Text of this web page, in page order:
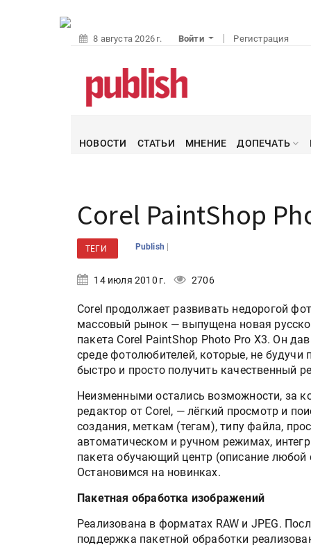
8 августа 2026 г. Войти Регистрация
НОВОСТИ СТАТЬИ МНЕНИЕ ДОПЕЧАТЬ
Corel PaintShop
ТЕГИ Publish |
14 июля 2010 г. 2706
Corel продолжает развивать недорогой
массовый рынок — выпущена новая
пакета Corel PaintShop Photo Pro Х3. Он
среде фотолюбителей, которые, не будучи
быстро и просто получить качественный
Неизменными остались возможности, за
редактор от Сorel, — лёгкий просмотр и
создания, меткам (тегам), типу файла,
автоматическом и ручном режимах,
пакета обучающий центр (описание
Остановимся на новинках.
Пакетная обработка изображений
Реализована в форматах RAW и JPEG.
поддержка пакетной обработки